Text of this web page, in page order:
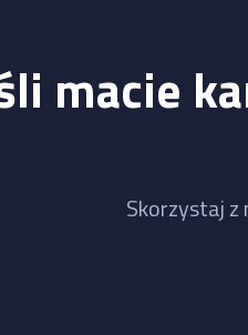
macie
Skorzystaj z